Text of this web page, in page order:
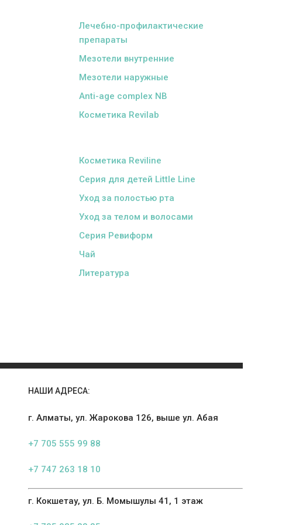
Лечебно-профилактические
препараты
Мезотели внутренние
Мезотели наружные
Anti-age complex NB
Косметика Revilab
Косметика Reviline
Серия для детей Little Line
Уход за полостью рта
Уход за телом и волосами
Серия Ревиформ
Чай
Литература
НАШИ АДРЕСА:
г. Алматы, ул. Жарокова 126, выше ул. Абая
+7 705 555 99 88
+7 747 263 18 10
г. Кокшетау, ул. Б. Момышулы 41, 1 этаж